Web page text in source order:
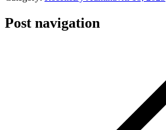
Post navigation